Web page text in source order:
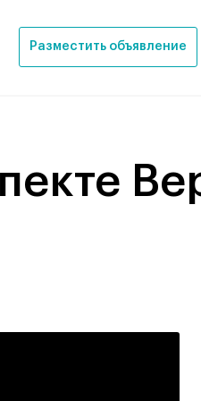
Разместить объявление